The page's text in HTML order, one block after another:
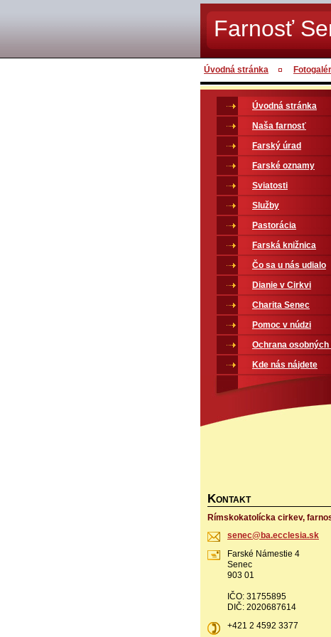
Farnosť
Úvodná stránka
Úvodná stránka
Naša farnosť
Farský úrad
Farské oznamy
Sviatosti
Služby
Pastorácia
Farská knižnica
Čo sa u nás udialo
Dianie v Cirkvi
Charita Senec
Pomoc v núdzi
Ochrana osobných
Kde nás nájdete
KONTAKT
Rímskokatolícka cirkev,
senec@ba.ecclesia.sk
Farské Námestie 4
Senec
903 01
IČO: 31755895
DIČ: 2020687614
+421 2 4592 3377